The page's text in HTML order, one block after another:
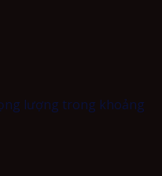
lượng trong khoảng